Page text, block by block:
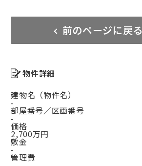
前のページに戻る
物件詳細
建物名（物件名）
-
部屋番号／区画番号
-
価格
2,700万円
敷金
-
管理費